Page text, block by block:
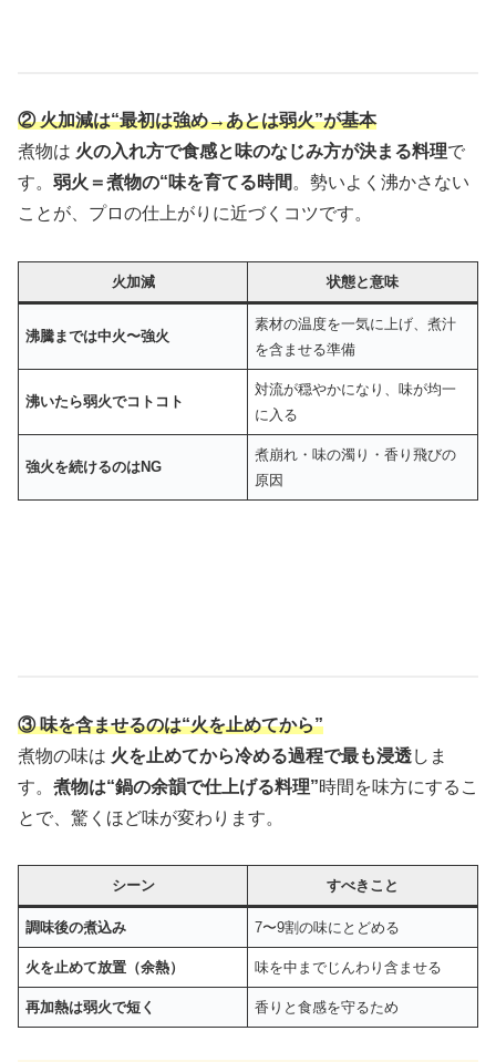
② 火加減は“最初は強め→あとは弱火”が基本
煮物は 火の入れ方で食感と味のなじみ方が決まる料理で
す。 弱火＝煮物の“味を育てる時間。勢いよく沸かさない
ことが、プロの仕上がりに近づくコツです。
火加減 状態と意味
沸騰までは中火〜強火
素材の温度を一気に上げ、煮汁
を含ませる準備
沸いたら弱火でコトコト
対流が穏やかになり、味が均一
に入る
強火を続けるのはNG
煮崩れ・味の濁り・香り飛びの
原因
③ 味を含ませるのは“火を止めてから”
煮物の味は 火を止めてから冷める過程で最も浸透しま
す。 煮物は“鍋の余韻で仕上げる料理”時間を味方にするこ
とで、驚くほど味が変わります。
シーン すべきこと
調味後の煮込み 7〜9割の味にとどめる
火を止めて放置（余熱） 味を中までじんわり含ませる
再加熱は弱火で短く 香りと食感を守るため